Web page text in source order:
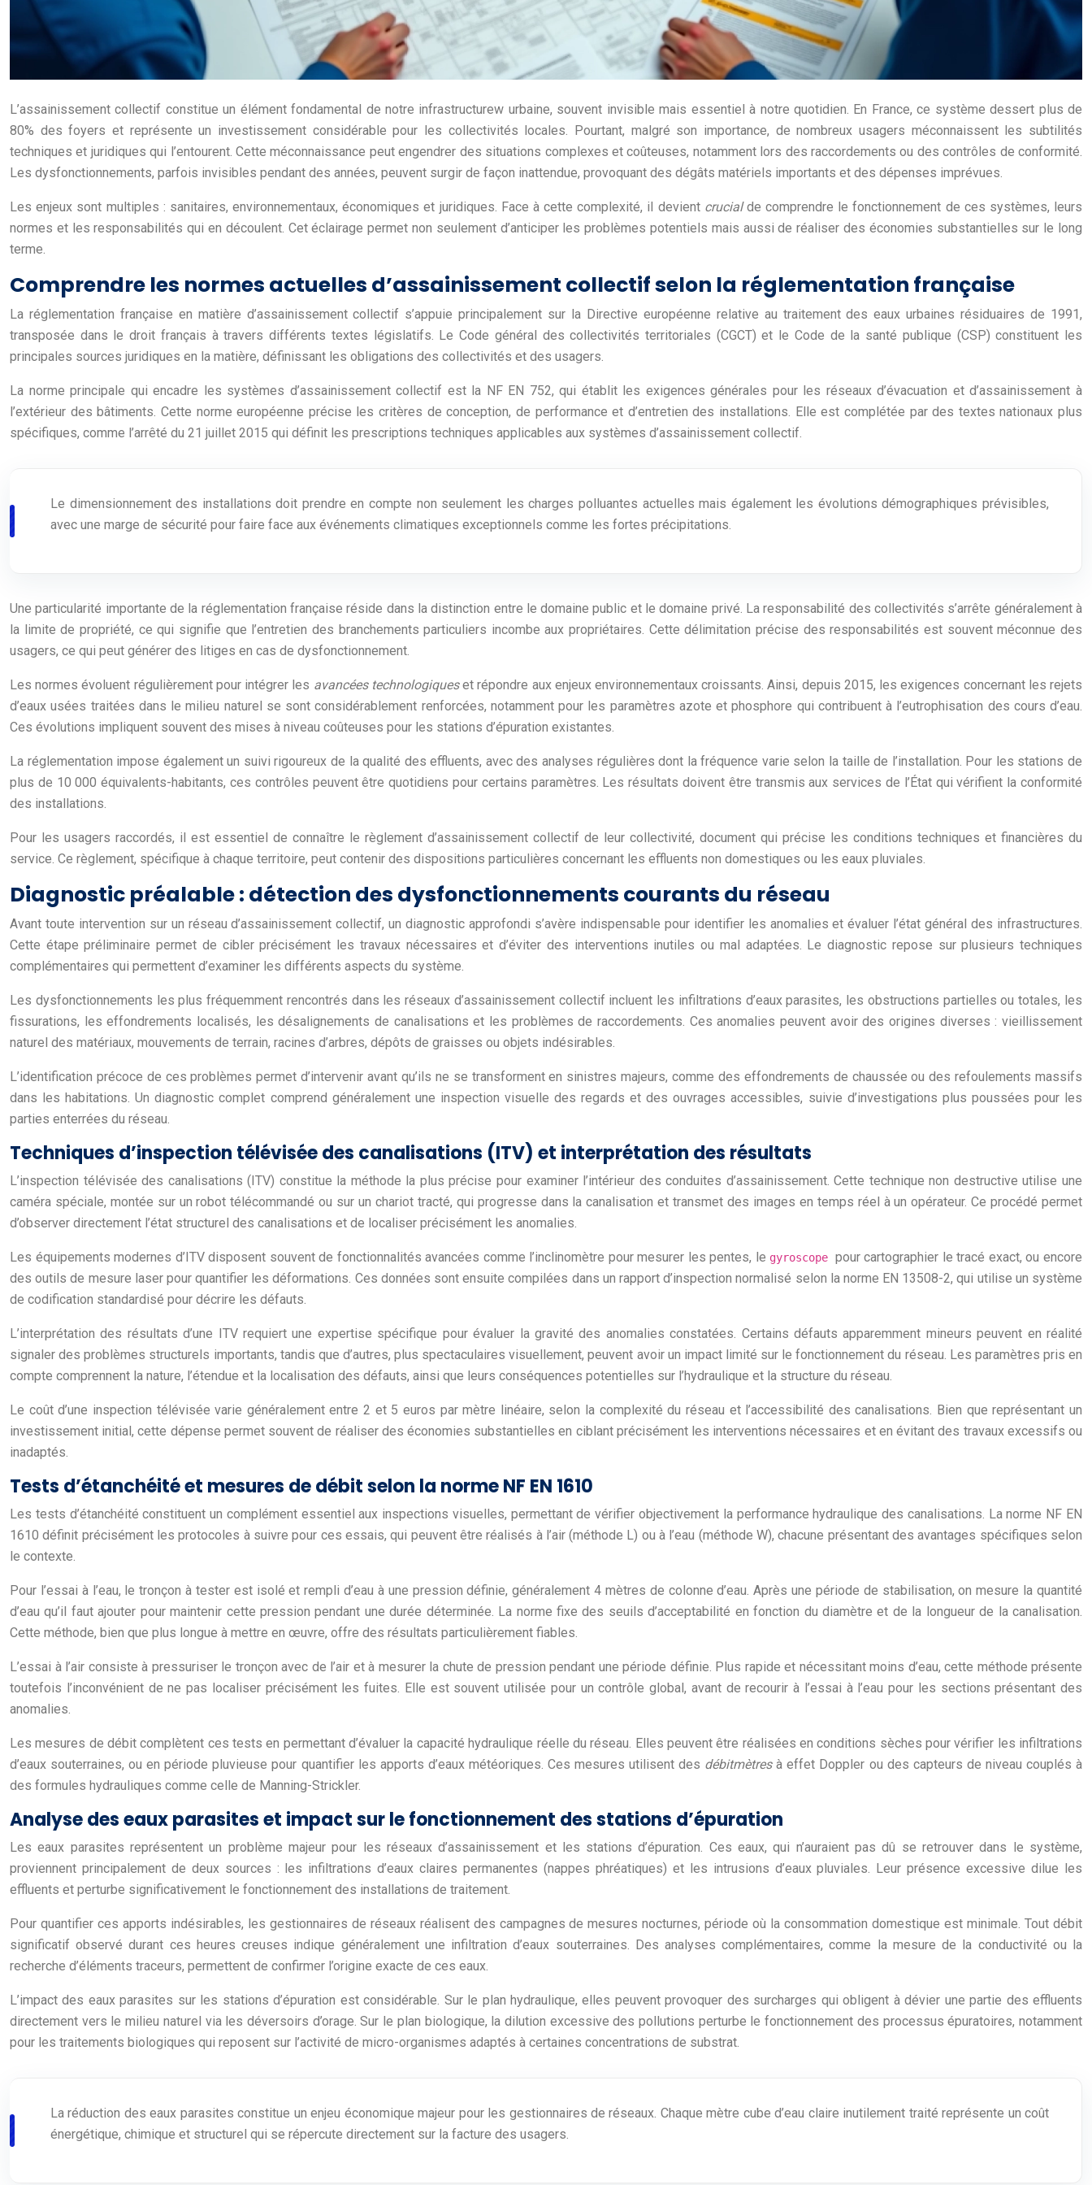
L’assainissement collectif constitue un élément fondamental de notre infrastructurew urbaine, souvent invisible mais essentiel à notre quotidien. En France, ce système dessert plus de
80% des foyers et représente un investissement considérable pour les collectivités locales. Pourtant, malgré son importance, de nombreux usagers méconnaissent les subtilités
techniques et juridiques qui l’entourent. Cette méconnaissance peut engendrer des situations complexes et coûteuses, notamment lors des raccordements ou des contrôles de conformité.
Les dysfonctionnements, parfois invisibles pendant des années, peuvent surgir de façon inattendue, provoquant des dégâts matériels importants et des dépenses imprévues.
Les enjeux sont multiples : sanitaires, environnementaux, économiques et juridiques. Face à cette complexité, il devient crucialde comprendre le fonctionnement de ces systèmes, leurs
normes et les responsabilités qui en découlent. Cet éclairage permet non seulement d’anticiper les problèmes potentiels mais aussi de réaliser des économies substantielles sur le long
terme.
Comprendre les normes actuelles d’assainissement collectif selon la réglementation française
La réglementation française en matière d’assainissement collectif s’appuie principalement sur la Directive européenne relative au traitement des eaux urbaines résiduaires de 1991,
transposée dans le droit français à travers différents textes législatifs. Le Code général des collectivités territoriales (CGCT) et le Code de la santé publique (CSP) constituent les
principales sources juridiques en la matière, définissant les obligations des collectivités et des usagers.
La norme principale qui encadre les systèmes d’assainissement collectif est la NF EN 752, qui établit les exigences générales pour les réseaux d’évacuation et d’assainissement à
l’extérieur des bâtiments. Cette norme européenne précise les critères de conception, de performance et d’entretien des installations. Elle est complétée par des textes nationaux plus
spécifiques, comme l’arrêté du 21 juillet 2015 qui définit les prescriptions techniques applicables aux systèmes d’assainissement collectif.
Le dimensionnement des installations doit prendre en compte non seulement les charges polluantes actuelles mais également les évolutions démographiques prévisibles,
avec une marge de sécurité pour faire face aux événements climatiques exceptionnels comme les fortes précipitations.
Une particularité importante de la réglementation française réside dans la distinction entre le domaine public et le domaine privé. La responsabilité des collectivités s’arrête généralement à
la limite de propriété, ce qui signifie que l’entretien des branchements particuliers incombe aux propriétaires. Cette délimitation précise des responsabilités est souvent méconnue des
usagers, ce qui peut générer des litiges en cas de dysfonctionnement.
Les normes évoluent régulièrement pour intégrer les avancées technologiqueset répondre aux enjeux environnementaux croissants. Ainsi, depuis 2015, les exigences concernant les rejets
d’eaux usées traitées dans le milieu naturel se sont considérablement renforcées, notamment pour les paramètres azote et phosphore qui contribuent à l’eutrophisation des cours d’eau.
Ces évolutions impliquent souvent des mises à niveau coûteuses pour les stations d’épuration existantes.
La réglementation impose également un suivi rigoureux de la qualité des effluents, avec des analyses régulières dont la fréquence varie selon la taille de l’installation. Pour les stations de
plus de 10 000 équivalents-habitants, ces contrôles peuvent être quotidiens pour certains paramètres. Les résultats doivent être transmis aux services de l’État qui vérifient la conformité
des installations.
Pour les usagers raccordés, il est essentiel de connaître le règlement d’assainissement collectif de leur collectivité, document qui précise les conditions techniques et financières du
service. Ce règlement, spécifique à chaque territoire, peut contenir des dispositions particulières concernant les effluents non domestiques ou les eaux pluviales.
Diagnostic préalable : détection des dysfonctionnements courants du réseau
Avant toute intervention sur un réseau d’assainissement collectif, un diagnostic approfondi s’avère indispensable pour identifier les anomalies et évaluer l’état général des infrastructures.
Cette étape préliminaire permet de cibler précisément les travaux nécessaires et d’éviter des interventions inutiles ou mal adaptées. Le diagnostic repose sur plusieurs techniques
complémentaires qui permettent d’examiner les différents aspects du système.
Les dysfonctionnements les plus fréquemment rencontrés dans les réseaux d’assainissement collectif incluent les infiltrations d’eaux parasites, les obstructions partielles ou totales, les
fissurations, les effondrements localisés, les désalignements de canalisations et les problèmes de raccordements. Ces anomalies peuvent avoir des origines diverses : vieillissement
naturel des matériaux, mouvements de terrain, racines d’arbres, dépôts de graisses ou objets indésirables.
L’identification précoce de ces problèmes permet d’intervenir avant qu’ils ne se transforment en sinistres majeurs, comme des effondrements de chaussée ou des refoulements massifs
dans les habitations. Un diagnostic complet comprend généralement une inspection visuelle des regards et des ouvrages accessibles, suivie d’investigations plus poussées pour les
parties enterrées du réseau.
Techniques d’inspection télévisée des canalisations (ITV) et interprétation des résultats
L’inspection télévisée des canalisations (ITV) constitue la méthode la plus précise pour examiner l’intérieur des conduites d’assainissement. Cette technique non destructive utilise une
caméra spéciale, montée sur un robot télécommandé ou sur un chariot tracté, qui progresse dans la canalisation et transmet des images en temps réel à un opérateur. Ce procédé permet
d’observer directement l’état structurel des canalisations et de localiser précisément les anomalies.
Les équipements modernes d’ITV disposent souvent de fonctionnalités avancées comme l’inclinomètre pour mesurer les pentes, le gyroscope pour cartographier le tracé exact, ou encore
des outils de mesure laser pour quantifier les déformations. Ces données sont ensuite compilées dans un rapport d’inspection normalisé selon la norme EN 13508-2, qui utilise un système
de codification standardisé pour décrire les défauts.
L’interprétation des résultats d’une ITV requiert une expertise spécifique pour évaluer la gravité des anomalies constatées. Certains défauts apparemment mineurs peuvent en réalité
signaler des problèmes structurels importants, tandis que d’autres, plus spectaculaires visuellement, peuvent avoir un impact limité sur le fonctionnement du réseau. Les paramètres pris en
compte comprennent la nature, l’étendue et la localisation des défauts, ainsi que leurs conséquences potentielles sur l’hydraulique et la structure du réseau.
Le coût d’une inspection télévisée varie généralement entre 2 et 5 euros par mètre linéaire, selon la complexité du réseau et l’accessibilité des canalisations. Bien que représentant un
investissement initial, cette dépense permet souvent de réaliser des économies substantielles en ciblant précisément les interventions nécessaires et en évitant des travaux excessifs ou
inadaptés.
Tests d’étanchéité et mesures de débit selon la norme NF EN 1610
Les tests d’étanchéité constituent un complément essentiel aux inspections visuelles, permettant de vérifier objectivement la performance hydraulique des canalisations. La norme NF EN
1610 définit précisément les protocoles à suivre pour ces essais, qui peuvent être réalisés à l’air (méthode L) ou à l’eau (méthode W), chacune présentant des avantages spécifiques selon
le contexte.
Pour l’essai à l’eau, le tronçon à tester est isolé et rempli d’eau à une pression définie, généralement 4 mètres de colonne d’eau. Après une période de stabilisation, on mesure la quantité
d’eau qu’il faut ajouter pour maintenir cette pression pendant une durée déterminée. La norme fixe des seuils d’acceptabilité en fonction du diamètre et de la longueur de la canalisation.
Cette méthode, bien que plus longue à mettre en œuvre, offre des résultats particulièrement fiables.
L’essai à l’air consiste à pressuriser le tronçon avec de l’air et à mesurer la chute de pression pendant une période définie. Plus rapide et nécessitant moins d’eau, cette méthode présente
toutefois l’inconvénient de ne pas localiser précisément les fuites. Elle est souvent utilisée pour un contrôle global, avant de recourir à l’essai à l’eau pour les sections présentant des
anomalies.
Les mesures de débit complètent ces tests en permettant d’évaluer la capacité hydraulique réelle du réseau. Elles peuvent être réalisées en conditions sèches pour vérifier les infiltrations
d’eaux souterraines, ou en période pluvieuse pour quantifier les apports d’eaux météoriques. Ces mesures utilisent des débitmètresà effet Doppler ou des capteurs de niveau couplés à
des formules hydrauliques comme celle de Manning-Strickler.
Analyse des eaux parasites et impact sur le fonctionnement des stations d’épuration
Les eaux parasites représentent un problème majeur pour les réseaux d’assainissement et les stations d’épuration. Ces eaux, qui n’auraient pas dû se retrouver dans le système,
proviennent principalement de deux sources : les infiltrations d’eaux claires permanentes (nappes phréatiques) et les intrusions d’eaux pluviales. Leur présence excessive dilue les
effluents et perturbe significativement le fonctionnement des installations de traitement.
Pour quantifier ces apports indésirables, les gestionnaires de réseaux réalisent des campagnes de mesures nocturnes, période où la consommation domestique est minimale. Tout débit
significatif observé durant ces heures creuses indique généralement une infiltration d’eaux souterraines. Des analyses complémentaires, comme la mesure de la conductivité ou la
recherche d’éléments traceurs, permettent de confirmer l’origine exacte de ces eaux.
L’impact des eaux parasites sur les stations d’épuration est considérable. Sur le plan hydraulique, elles peuvent provoquer des surcharges qui obligent à dévier une partie des effluents
directement vers le milieu naturel via les déversoirs d’orage. Sur le plan biologique, la dilution excessive des pollutions perturbe le fonctionnement des processus épuratoires, notamment
pour les traitements biologiques qui reposent sur l’activité de micro-organismes adaptés à certaines concentrations de substrat.
La réduction des eaux parasites constitue un enjeu économique majeur pour les gestionnaires de réseaux. Chaque mètre cube d’eau claire inutilement traité représente un coût
énergétique, chimique et structurel qui se répercute directement sur la facture des usagers.